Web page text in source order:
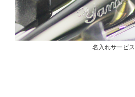
名入れサービス